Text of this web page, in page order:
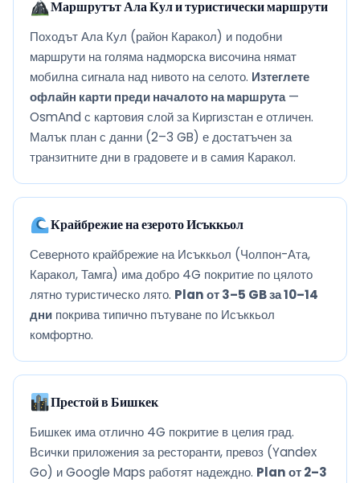
Маршрутът Ала Кул и туристически маршрути
Походът Ала Кул (район Каракол) и подобни
маршрути на голяма надморска височина нямат
мобилна сигнала над нивото на селото. Изтеглете
офлайн карти преди началото на маршрута—
OsmAnd с картовия слой за Киргизстан е отличен.
Малък план с данни (2–3 GB) е достатъчен за
транзитните дни в градовете и в самия Каракол.
Крайбрежие на езерото Исъккьол
Северното крайбрежие на Исъккьол (Чолпон-Ата,
Каракол, Тамга) има добро 4G покритие по цялото
лятно туристическо лято. Plan от 3–5 GB за 10–14
дни покрива типично пътуване по Исъккьол
комфортно.
Престой в Бишкек
Бишкек има отлично 4G покритие в целия град.
Всички приложения за ресторанти, превоз (Yandex
Go) и Google Maps работят надеждно. Plan от 2–3